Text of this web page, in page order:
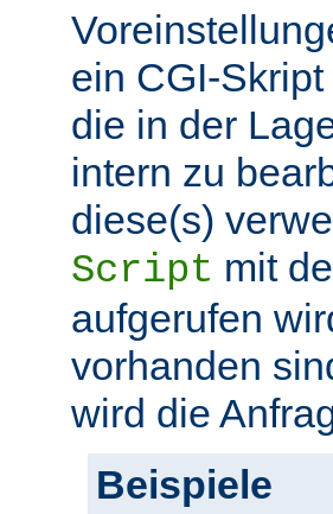
ein CGI-
die in der
intern zu
diese(s)
Script mit
aufgerufen
vorhanden
wird die
Beispiele